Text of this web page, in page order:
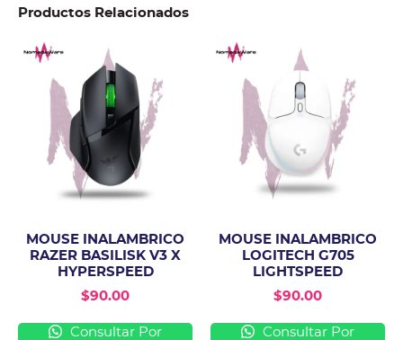
Productos Relacionados
MOUSE INALAMBRICO
RAZER BASILISK V3 X
HYPERSPEED
$90.00
Consultar Por
MOUSE INALAMBRICO
LOGITECH G705
LIGHTSPEED
$90.00
Consultar Por